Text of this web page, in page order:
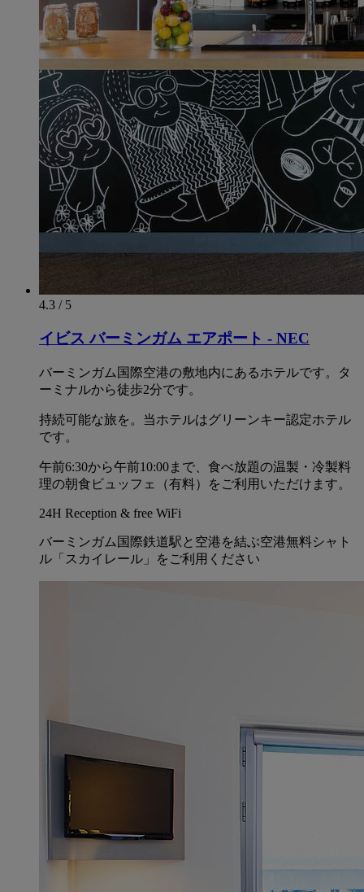
4.3 / 5
イビス バーミンガム エアポート - NEC
バーミンガム国際空港の敷地内にあるホテルです。タ
ーミナルから徒歩2分です。
持続可能な旅を。当ホテルはグリーンキー認定ホテル
です。
午前6:30から午前10:00まで、食べ放題の温製・冷製料
理の朝食ビュッフェ（有料）をご利用いただけます。
24H Reception & free WiFi
バーミンガム国際鉄道駅と空港を結ぶ空港無料シャト
ル「スカイレール」をご利用ください